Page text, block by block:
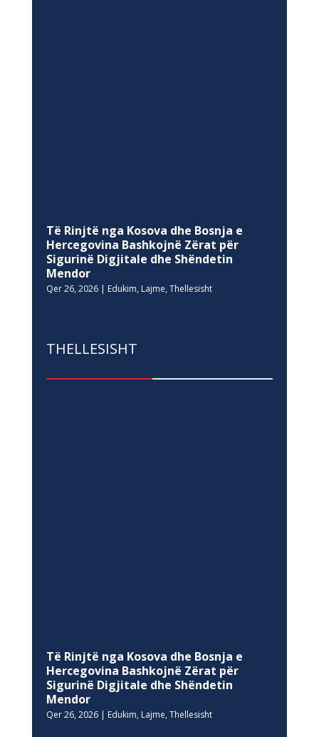
Të Rinjtë nga Kosova dhe Bosnja e
Hercegovina Bashkojnë Zërat për
Sigurinë Digjitale dhe Shëndetin
Mendor
Qer 26, 2026| Edukim, Lajme, Thellesisht
THELLESISHT
Të Rinjtë nga Kosova dhe Bosnja e
Hercegovina Bashkojnë Zërat për
Sigurinë Digjitale dhe Shëndetin
Mendor
Qer 26, 2026| Edukim, Lajme, Thellesisht